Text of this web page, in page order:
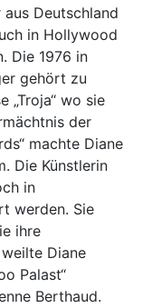
Deutschland
in Hollywood
Die 1976 in
gehört zu
„Troja“ wo sie
der
machte Diane
Die Künstlerin
in
werden. Sie
ihre
Diane
Palast“
Berthaud.